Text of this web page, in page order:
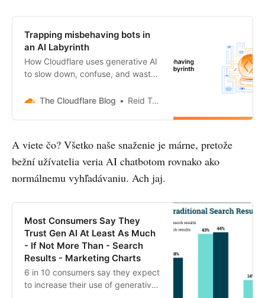
Tracker. In Q4 2024, the shipments
fell 5% YoY. Hardware limitations,
lack of compelling VR content and
usage scenarios, and decreased
consumer engagement continued
to impact the market. However,
market, though relatively limited in
size, remained more resilient,
immersive Location-Based
healthcare and military.Meta
continued to dominate the global
share of 77%. In Q4 2024, Meta’s
market share rose to 84% primarily
due to the launch of the more
affordable Quest 3S headset.
Sony’s PSVR2 shipment share
surged to 9% in Q4 2024, fuelled
by aggressive promotions and
discounts during the Black Friday
Trapping misbehaving bots in
an AI Labyrinth
How Cloudflare uses generative AI
to slow down, confuse, and waste
other bots that don’t respect “no
The Cloudflare Blog Reid Tatoris
A viete čo? Všetko naše snaženie je márne, pretože
bežní užívatelia veria AI chatbotom rovnako ako
normálnemu vyhľadávaniu. Ach jaj.
Most Consumers Say They
Trust Gen AI At Least As Much
- If Not More Than - Search
Results - Marketing Charts
6 in 10 consumers say they expect
to increase their use of generative